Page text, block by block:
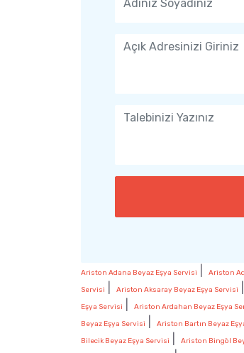
Ariston Adana Beyaz Eşya Servisi Ariston
Servisi
Ariston Aksaray Beyaz Eşya Servisi
Eşya Servisi
Ariston Ardahan Beyaz Eşya
Beyaz Eşya Servisi
Ariston Bartın Beyaz
Bilecik Beyaz Eşya Servisi
Ariston Bingöl